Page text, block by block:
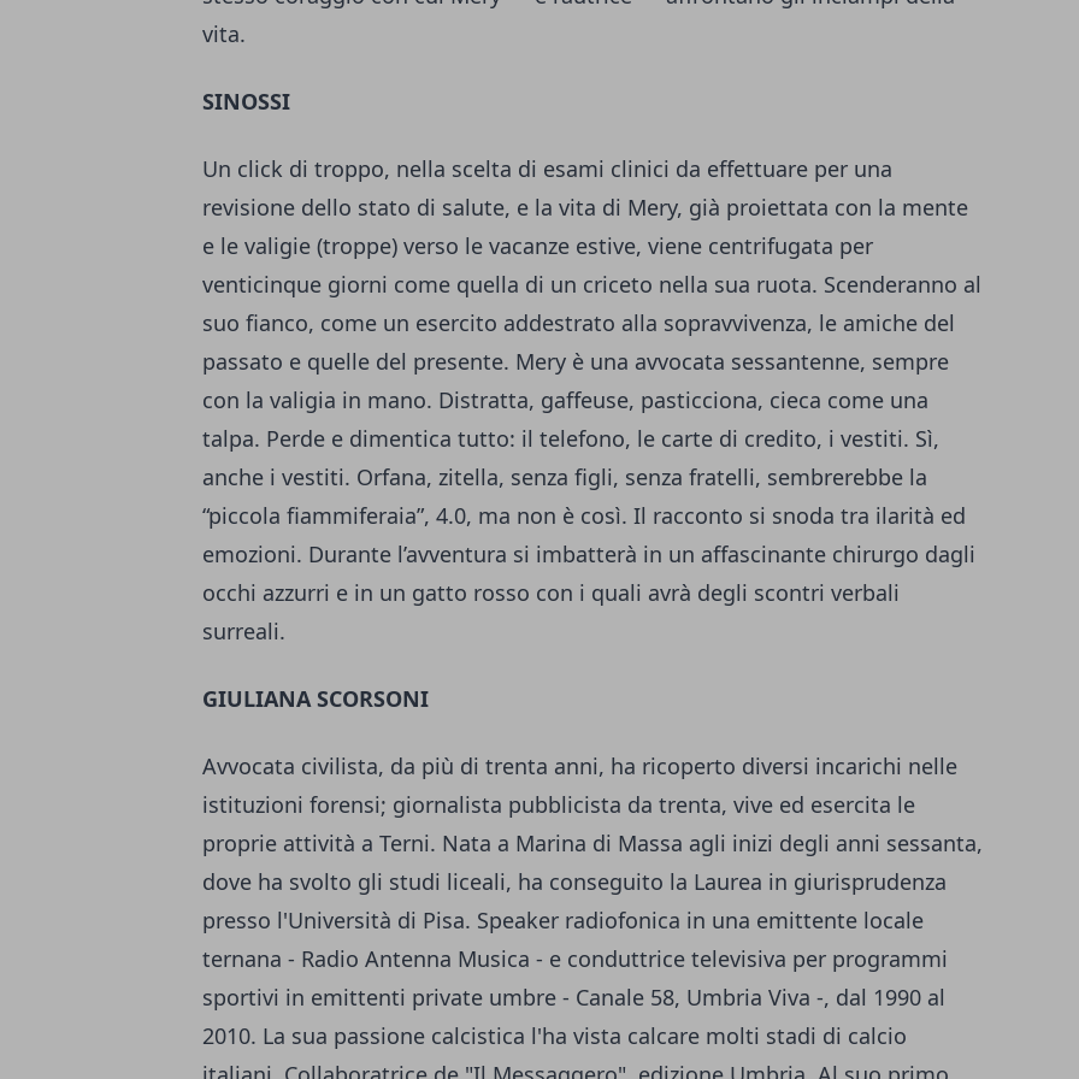
vita.
SINOSSI
Un click di troppo, nella scelta di esami clinici da effettuare per una
revisione dello stato di salute, e la vita di Mery, già proiettata con la mente
e le valigie (troppe) verso le vacanze estive, viene centrifugata per
venticinque giorni come quella di un criceto nella sua ruota. Scenderanno al
suo fianco, come un esercito addestrato alla sopravvivenza, le amiche del
passato e quelle del presente. Mery è una avvocata sessantenne, sempre
con la valigia in mano. Distratta, gaffeuse, pasticciona, cieca come una
talpa. Perde e dimentica tutto: il telefono, le carte di credito, i vestiti. Sì,
anche i vestiti. Orfana, zitella, senza figli, senza fratelli, sembrerebbe la
“piccola fiammiferaia”, 4.0, ma non è così. Il racconto si snoda tra ilarità ed
emozioni. Durante l’avventura si imbatterà in un affascinante chirurgo dagli
occhi azzurri e in un gatto rosso con i quali avrà degli scontri verbali
surreali.
GIULIANA SCORSONI
Avvocata civilista, da più di trenta anni, ha ricoperto diversi incarichi nelle
istituzioni forensi; giornalista pubblicista da trenta, vive ed esercita le
proprie attività a Terni. Nata a Marina di Massa agli inizi degli anni sessanta,
dove ha svolto gli studi liceali, ha conseguito la Laurea in giurisprudenza
presso l'Università di Pisa. Speaker radiofonica in una emittente locale
ternana - Radio Antenna Musica - e conduttrice televisiva per programmi
sportivi in emittenti private umbre - Canale 58, Umbria Viva -, dal 1990 al
2010. La sua passione calcistica l'ha vista calcare molti stadi di calcio